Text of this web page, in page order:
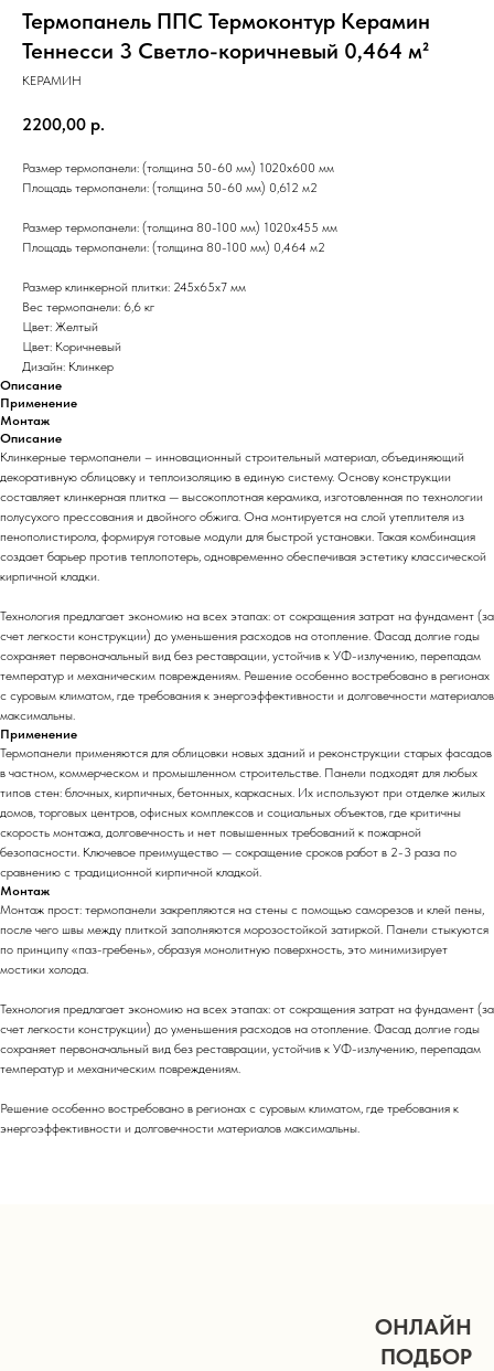
Термопанель ППС Термоконтур Керамин
Теннесси 3 Светло-коричневый 0,464 м²
КЕРАМИН
2200,00 р.
Размер термопанели: (толщина 50-60 мм) 1020x600 мм
Площадь термопанели: (толщина 50-60 мм) 0,612 м2
Размер термопанели: (толщина 80-100 мм) 1020x455 мм
Площадь термопанели: (толщина 80-100 мм) 0,464 м2
Размер клинкерной плитки: 245х65х7 мм
Вес термопанели: 6,6 кг
Цвет: Желтый
Цвет: Коричневый
Дизайн: Клинкер
Описание
Применение
Монтаж
Описание
Клинкерные термопанели – инновационный строительный материал, объединяющий
декоративную облицовку и теплоизоляцию в единую систему. Основу конструкции
составляет клинкерная плитка — высокоплотная керамика, изготовленная по технологии
полусухого прессования и двойного обжига. Она монтируется на слой утеплителя из
пенополистирола, формируя готовые модули для быстрой установки. Такая комбинация
создает барьер против теплопотерь, одновременно обеспечивая эстетику классической
кирпичной кладки.
Технология предлагает экономию на всех этапах: от сокращения затрат на фундамент (за
счет легкости конструкции) до уменьшения расходов на отопление. Фасад долгие годы
сохраняет первоначальный вид без реставрации, устойчив к УФ-излучению, перепадам
температур и механическим повреждениям. Решение особенно востребовано в регионах
с суровым климатом, где требования к энергоэффективности и долговечности материалов
максимальны.
Применение
Термопанели применяются для облицовки новых зданий и реконструкции старых фасадов
в частном, коммерческом и промышленном строительстве. Панели подходят для любых
типов стен: блочных, кирпичных, бетонных, каркасных. Их используют при отделке жилых
домов, торговых центров, офисных комплексов и социальных объектов, где критичны
скорость монтажа, долговечность и нет повышенных требований к пожарной
безопасности. Ключевое преимущество — сокращение сроков работ в 2-3 раза по
сравнению с традиционной кирпичной кладкой.
Монтаж
Монтаж прост: термопанели закрепляются на стены с помощью саморезов и клей пены,
после чего швы между плиткой заполняются морозостойкой затиркой. Панели стыкуются
по принципу «паз-гребень», образуя монолитную поверхность, это минимизирует
мостики холода.
Технология предлагает экономию на всех этапах: от сокращения затрат на фундамент (за
счет легкости конструкции) до уменьшения расходов на отопление. Фасад долгие годы
сохраняет первоначальный вид без реставрации, устойчив к УФ-излучению, перепадам
температур и механическим повреждениям.
Решение особенно востребовано в регионах с суровым климатом, где требования к
энергоэффективности и долговечности материалов максимальны.
ОНЛАЙН
ПОДБОР